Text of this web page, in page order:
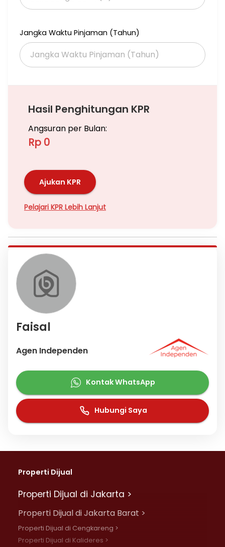
Deket ke Stasiun KRL
Jangka Waktu Pinjaman (Tahun)
Hasil Penghitungan KPR
Angsuran per Bulan:
Rp 0
Ajukan KPR
Pelajari KPR Lebih Lanjut
Faisal
Agen Independen
Kontak WhatsApp
Hubungi Saya
Properti Dijual
Properti Dijual di Jakarta >
Properti Dijual di Jakarta Barat >
Properti Dijual di Cengkareng >
Properti Dijual di Kalideres >